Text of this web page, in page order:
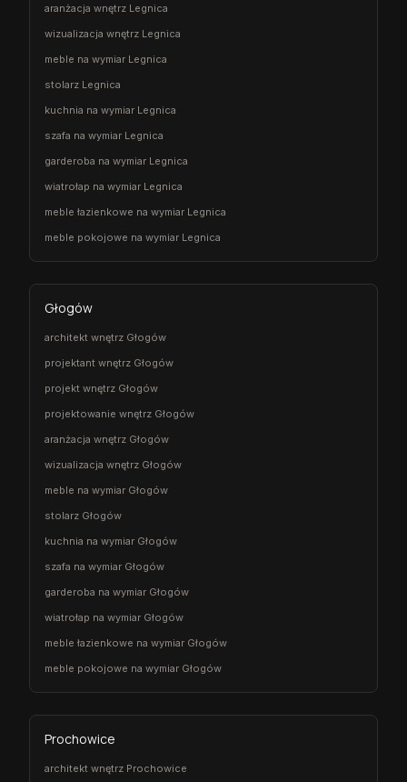
aranżacja wnętrz Legnica
wizualizacja wnętrz Legnica
meble na wymiar Legnica
stolarz Legnica
kuchnia na wymiar Legnica
szafa na wymiar Legnica
garderoba na wymiar Legnica
wiatrołap na wymiar Legnica
meble łazienkowe na wymiar Legnica
meble pokojowe na wymiar Legnica
Głogów
architekt wnętrz Głogów
projektant wnętrz Głogów
projekt wnętrz Głogów
projektowanie wnętrz Głogów
aranżacja wnętrz Głogów
wizualizacja wnętrz Głogów
meble na wymiar Głogów
stolarz Głogów
kuchnia na wymiar Głogów
szafa na wymiar Głogów
garderoba na wymiar Głogów
wiatrołap na wymiar Głogów
meble łazienkowe na wymiar Głogów
meble pokojowe na wymiar Głogów
Prochowice
architekt wnętrz Prochowice